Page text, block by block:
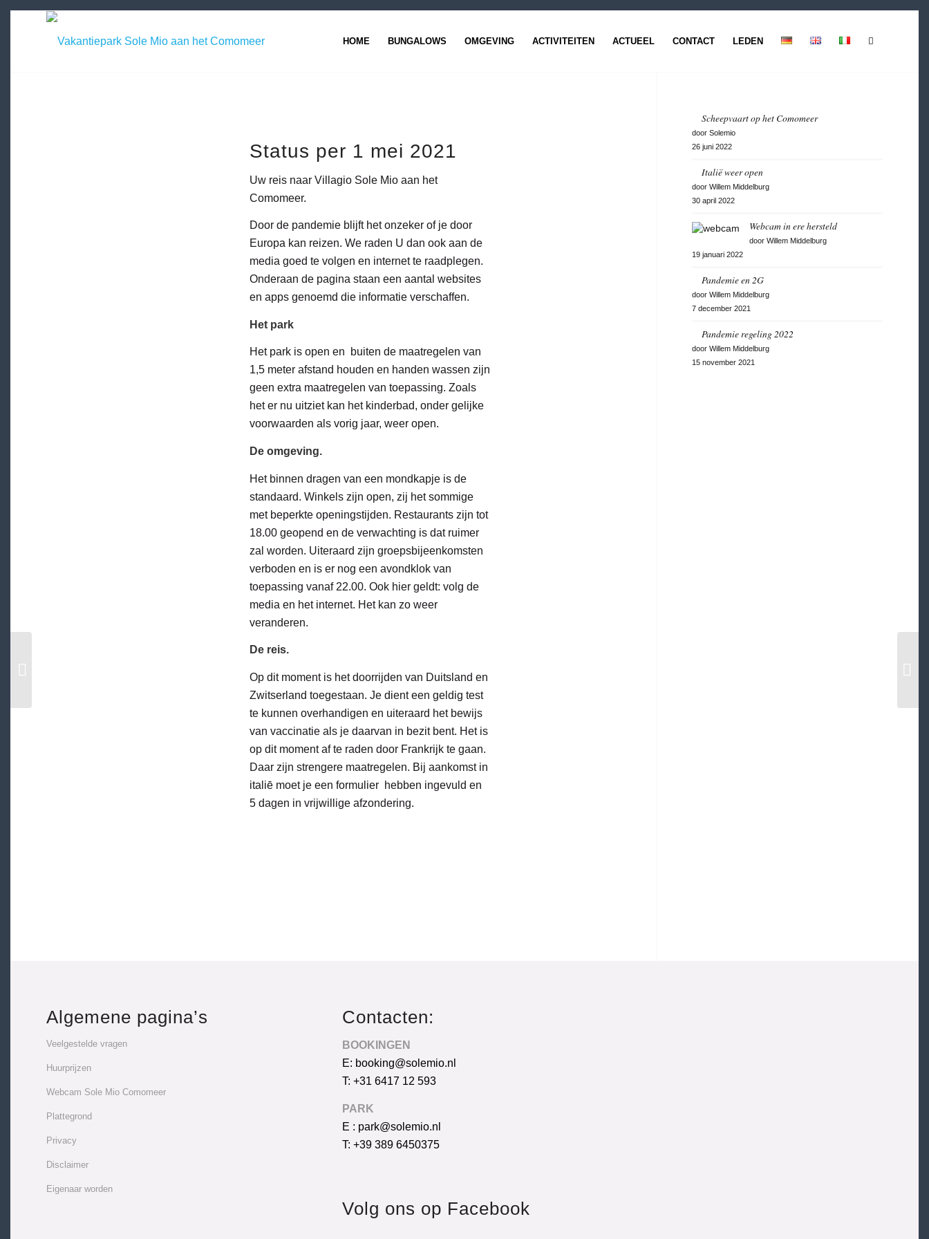
HOME BUNGALOWS OMGEVING ACTIVITEITEN ACTUEEL CONTACT LEDEN
Status per 1 mei 2021
Uw reis naar Villagio Sole Mio aan het
Comomeer.
Door de pandemie blijft het onzeker of je door
Europa kan reizen. We raden U dan ook aan de
media goed te volgen en internet te raadplegen.
Onderaan de pagina staan een aantal websites
en apps genoemd die informatie verschaffen.
Het park
Het park is open en buiten de maatregelen van
1,5 meter afstand houden en handen wassen zijn
geen extra maatregelen van toepassing. Zoals
het er nu uitziet kan het kinderbad, onder gelijke
voorwaarden als vorig jaar, weer open.
De omgeving.
Het binnen dragen van een mondkapje is de
standaard. Winkels zijn open, zij het sommige
met beperkte openingstijden. Restaurants zijn tot
18.00 geopend en de verwachting is dat ruimer
zal worden. Uiteraard zijn groepsbijeenkomsten
verboden en is er nog een avondklok van
toepassing vanaf 22.00. Ook hier geldt: volg de
media en het internet. Het kan zo weer
veranderen.
De reis.
Op dit moment is het doorrijden van Duitsland en
Zwitserland toegestaan. Je dient een geldig test
te kunnen overhandigen en uiteraard het bewijs
van vaccinatie als je daarvan in bezit bent. Het is
op dit moment af te raden door Frankrijk te gaan.
Daar zijn strengere maatregelen. Bij aankomst in
italiē moet je een formulier hebben ingevuld en
5 dagen in vrijwillige afzondering.
Scheepvaart op het Comomeer
door Solemio
26 juni 2022
Italië weer open
door Willem Middelburg
30 april 2022
Webcam in ere hersteld
door Willem Middelburg
19 januari 2022
Pandemie en 2G
door Willem Middelburg
7 december 2021
Pandemie regeling 2022
door Willem Middelburg
15 november 2021
Algemene pagina’s
Veelgestelde vragen
Huurprijzen
Webcam Sole Mio Comomeer
Plattegrond
Privacy
Disclaimer
Eigenaar worden
Contacten:
BOOKINGEN
E: booking@solemio.nl
T: +31 6417 12 593
PARK
E : park@solemio.nl
T: +39 389 6450375
Volg ons op Facebook